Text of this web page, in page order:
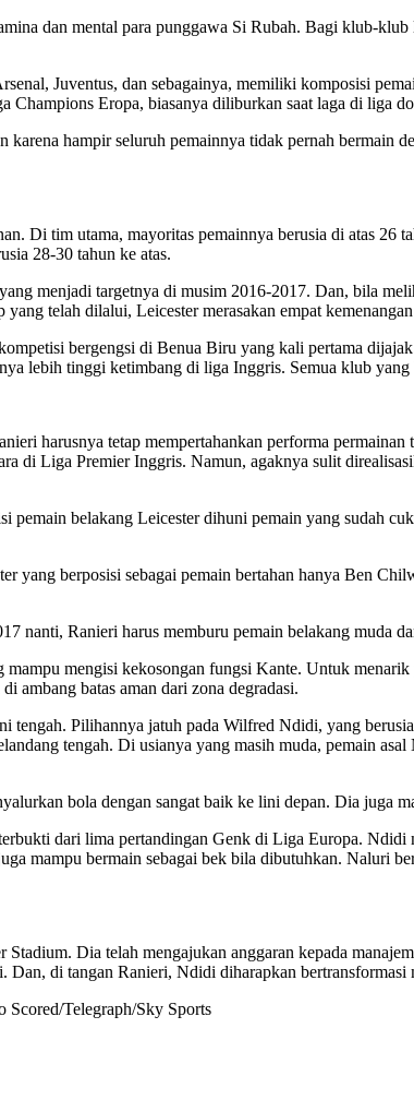
dan mental para punggawa Si Rubah. Bagi klub-
Juventus, dan sebagainya, memiliki komposisi
Eropa, biasanya diliburkan saat laga di liga
hampir seluruh pemainnya tidak pernah bermain
Di tim utama, mayoritas pemainnya berusia di atas 26
28-30 tahun ke atas.
menjadi targetnya di musim 2016-2017. Dan, bila
telah dilalui, Leicester merasakan empat
bergengsi di Benua Biru yang kali pertama
lebih tinggi ketimbang di liga Inggris. Semua klub
harusnya tetap mempertahankan performa
di Liga Premier Inggris. Namun, agaknya sulit
pemain belakang Leicester dihuni pemain yang sudah
yang berposisi sebagai pemain bertahan hanya Ben
nanti, Ranieri harus memburu pemain belakang muda
mengisi kekosongan fungsi Kante. Untuk
ambang batas aman dari zona degradasi.
Pilihannya jatuh pada Wilfred Ndidi, yang
tengah. Di usianya yang masih muda, pemain
bola dengan sangat baik ke lini depan. Dia juga
dari lima pertandingan Genk di Liga Europa. Ndidi
mampu bermain sebagai bek bila dibutuhkan. Naluri
Dia telah mengajukan anggaran kepada
di tangan Ranieri, Ndidi diharapkan bertransformasi
Telegraph/Sky Sports